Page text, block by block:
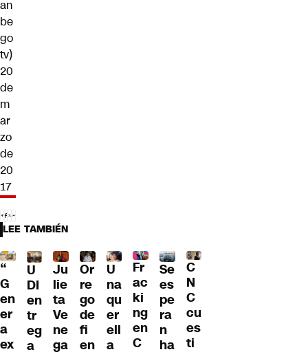
an
be
go
tv)
20
de
m
ar
zo
de
20
17
LEE TAMBIÉN
“
G
en
er
a
ex
U
DI
en
tr
eg
a
Ju
lie
ta
Ve
ne
ga
Or
re
go
de
fi
en
U
na
qu
er
ell
a
Fr
ac
ki
ng
en
C
Se
es
pe
ra
n
ha
C
N
C
cu
es
ti